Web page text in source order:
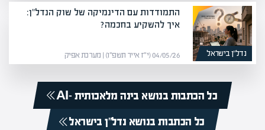
נדל”ן בישראל
התמודדות עם הדינמיקה של שוק הנדל"ן:
איך להשקיע בחכמה?
04/05/26 (י״ז אייר תשפ״ו) | מערכת אפיק
כל הכתבות בנושא בינה מלאכותית -AI
כל הכתבות בנושא נדל”ן בישראל